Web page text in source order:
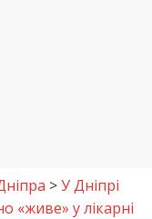
>У Дніпрі
«живе» у лікарні